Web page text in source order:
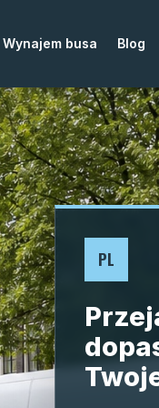
Wynajem busa Blog
PL